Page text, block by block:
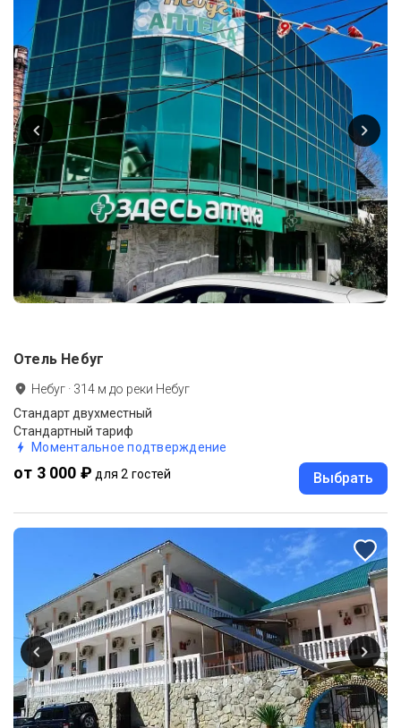
Отель Небуг
Небуг · 314 м до реки Небуг
Стандарт двухместный
Стандартный тариф
Моментальное подтверждение
от 3 000 ₽ для 2 гостей Выбрать